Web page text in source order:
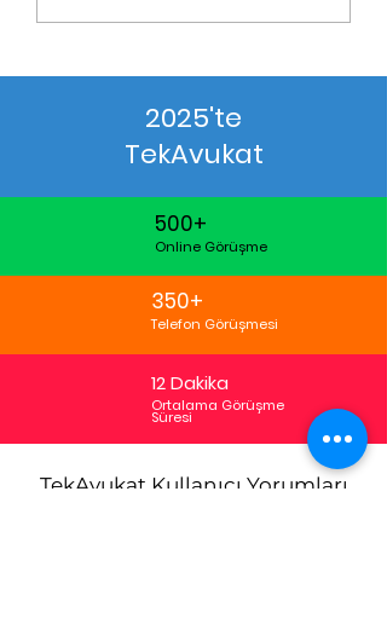
2025'te
TekAvukat
500+
Online Görüşme
350+
Telefon Görüşmesi
12 Dakika
Ortalama Görüşme
Süresi
TekAvukat Kullanıcı Yorumları